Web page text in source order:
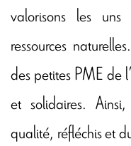
valorisons les
ressources
des petites PME de
et solidaires.
qualité, réfléchis et